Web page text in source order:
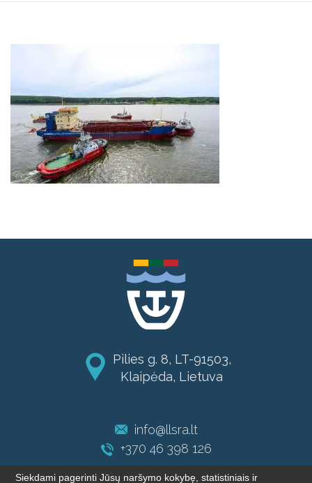
Pilies g. 8, LT-91503,
Klaipėda, Lietuva
info@llsra.lt
+370 46 398 126
Siekdami pagerinti Jūsų naršymo kokybę, statistiniais ir